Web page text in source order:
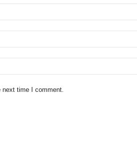
next time I comment.